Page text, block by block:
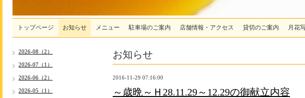
トップページ お知らせ メニュー 駐車場のご案内 店舗情報・アクセス 貸切のご案内 月花
お知らせ
2016-11-29 07:16:00
～歳晩～Ｈ28.11.29～12.29の御献立内容
2026-08（2）
2026-07（1）
2026-06（2）
2026-05（1）